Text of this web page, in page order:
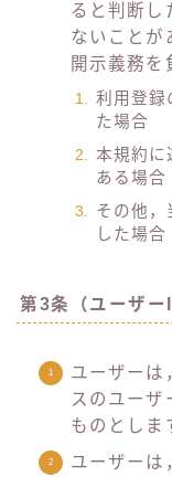
ると判断し
ないことが
開示義務を
利用登録
た場合
本規約に
ある場合
その他
した場合
第3条（ユーザー
ユーザーは
スのユー
ものとしま
ユーザーは